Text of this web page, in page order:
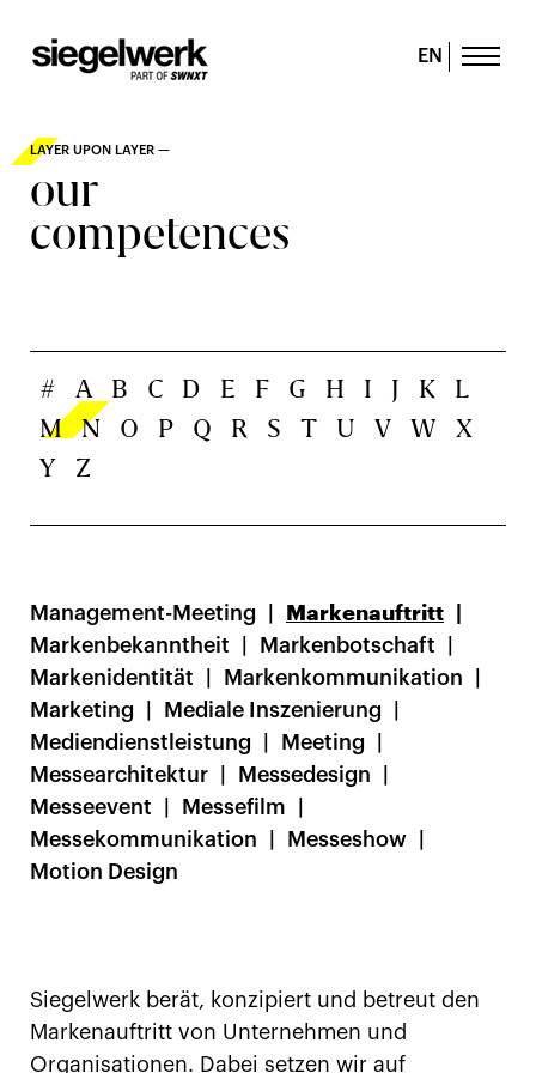
EN
LAYER UPON LAYER —
our
competences
# A B C D E F G H I J K
L
M N O P Q R S T U V W
X
Y
Z
Management-Meeting
Markenauftritt
Markenbekanntheit
Markenbotschaft
Markenidentität
Markenkommunikation
Marketing
Mediale Inszenierung
Mediendienstleistung
Meeting
Messearchitektur
Messedesign
Messeevent
Messefilm
Messekommunikation
Messeshow
Motion Design
Siegelwerk berät, konzipiert und betreut den
Markenauftritt von Unternehmen und
Organisationen. Dabei setzen wir auf